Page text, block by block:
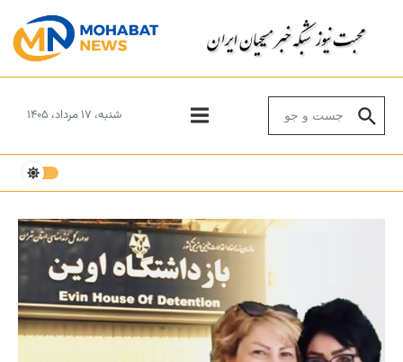
شنبه، ۱۷ مرداد، ۱۴۰۵